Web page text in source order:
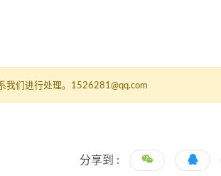
我们进行处理。1526281@qq.com
分享到 :